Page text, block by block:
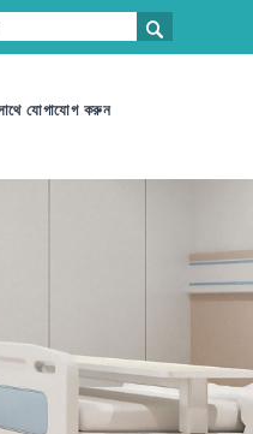

যোগাযোগ করুন